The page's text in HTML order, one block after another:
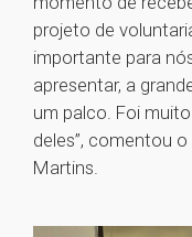
projeto de
importante para
apresentar, a
um palco. Foi
deles”, comentou
Martins.